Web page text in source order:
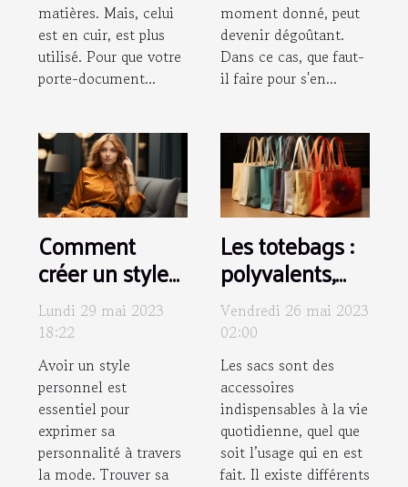
matières. Mais, celui
est en cuir, est plus
utilisé. Pour que votre
porte-document...
moment donné, peut
devenir dégoûtant.
Dans ce cas, que faut-
il faire pour s'en...
Comment
créer un style
unique pour
soi ?
Lundi 29 mai 2023
18:22
Avoir un style
personnel est
essentiel pour
exprimer sa
personnalité à travers
la mode. Trouver sa
Les totebags :
polyvalents,
écologiques,
personnalisés
et tendances
Vendredi 26 mai 2023
02:00
Les sacs sont des
accessoires
indispensables à la vie
quotidienne, quel que
soit l’usage qui en est
fait. Il existe différents